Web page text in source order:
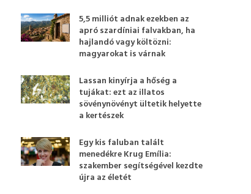
5,5 milliót adnak ezekben az
apró szardíniai falvakban, ha
hajlandó vagy költözni:
magyarokat is várnak
Lassan kinyírja a hőség a
tujákat: ezt az illatos
sövénynövényt ültetik helyette
a kertészek
Egy kis faluban talált
menedékre Krug Emília:
szakember segítségével kezdte
újra az életét